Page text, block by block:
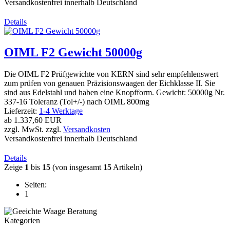
Versandkostenfrei innerhalb Deutschland
Details
OIML F2 Gewicht 50000g
Die OIML F2 Prüfgewichte von KERN sind sehr empfehlenswert
zum prüfen von genauen Präzisionswaagen der Eichklasse II. Sie
sind aus Edelstahl und haben eine Knopfform. Gewicht: 50000g Nr.
337-16 Toleranz (Tol+/-) nach OIML 800mg
Lieferzeit: 1-4 Werktage
ab 1.337,60 EUR
zzgl. MwSt. zzgl. Versandkosten
Versandkostenfrei innerhalb Deutschland
Details
Zeige 1 bis 15 (von insgesamt 15 Artikeln)
Seiten:
1
Kategorien